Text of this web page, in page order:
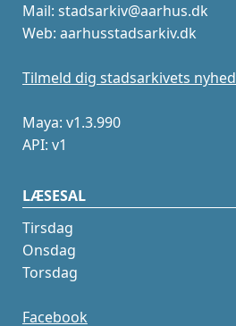
Mail: stadsarkiv@aarhus.dk
Web: aarhusstadsarkiv.dk
Tilmeld dig stadsarkivets
Maya: v1.3.990
API: v1
LÆSESAL
Tirsdag
Onsdag
Torsdag
Facebook